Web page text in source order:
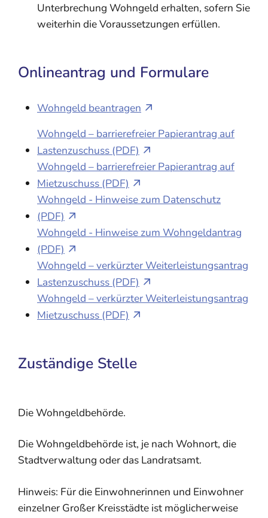
Unterbrechung Wohngeld erhalten, sofern Sie
weiterhin die Voraussetzungen erfüllen.
Onlineantrag und Formulare
Wohngeld beantragen
Wohngeld – barrierefreier Papierantrag auf
Lastenzuschuss (PDF)
Wohngeld – barrierefreier Papierantrag auf
Mietzuschuss (PDF)
Wohngeld - Hinweise zum Datenschutz
(PDF)
Wohngeld - Hinweise zum Wohngeldantrag
(PDF)
Wohngeld – verkürzter Weiterleistungsantrag
Lastenzuschuss (PDF)
Wohngeld – verkürzter Weiterleistungsantrag
Mietzuschuss (PDF)
Zuständige Stelle
Die Wohngeldbehörde.
Die Wohngeldbehörde ist, je nach Wohnort, die
Stadtverwaltung oder das Landratsamt.
Hinweis: Für die Einwohnerinnen und Einwohner
einzelner Großer Kreisstädte ist möglicherweise